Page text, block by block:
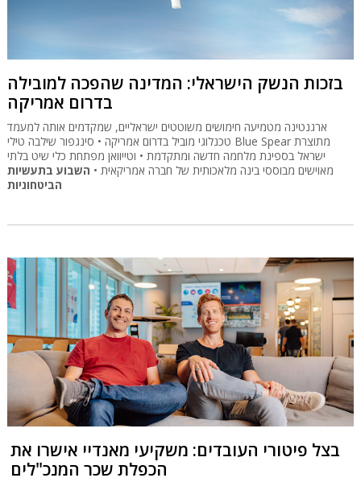
בזכות הנשק הישראלי: המדינה שהפכה למובילה
בדרום אמריקה
ארגנטינה מטמיעה חימושים משוטטים ישראליים, שמקדמים אותה למעמד
טכנלוגי מוביל בדרום אמריקה • סינגפור שילבה טילי Blue Spear מתוצרת
ישראל בספינת מלחמה חדשה ומתקדמת • וטייוואן מפתחת כלי שיט בלתי
מאוישים מבוססי בינה מלאכותית של חברה אמריקאית • השבוע בתעשיות
הביטחוניות
בצל פיטורי העובדים: משקיעי מאנדיי אישרו את
הכפלת שכר המנכ"לים